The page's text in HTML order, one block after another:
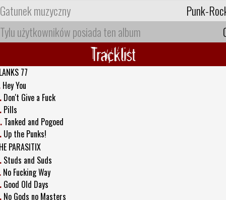
Gatunek muzyczny
Punk-
Tylu użytkowników posiada ten album
Tracklist
77
Hey You
Don't Give a Fuck
Pills
Tanked and Pogoed
Up the Punks!
PARASITIX
Studs and Suds
No Fucking Way
Good Old Days
No Gods no Masters